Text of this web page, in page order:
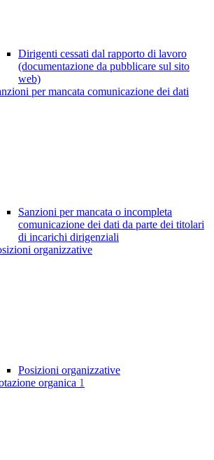
Dirigenti cessati dal rapporto di lavoro
(documentazione da pubblicare sul sito
web)
per mancata comunicazione dei dati
Sanzioni per mancata o incompleta
comunicazione dei dati da parte dei titolari
di incarichi dirigenziali
organizzative
Posizioni organizzative
organica 1